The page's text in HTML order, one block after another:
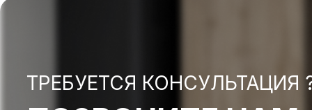
ТРЕБУЕТСЯ КОНСУЛЬТАЦИЯ